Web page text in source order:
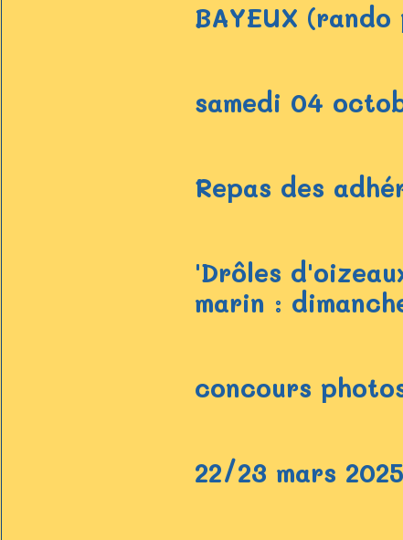
BAYEUX
samedi 04
Repas des
'Drôles
marin :
22/23 mars